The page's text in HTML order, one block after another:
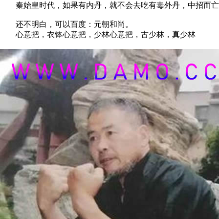
秦始皇时代，如果有内丹，就不会去吃有毒外丹，中招而
还不明白，可以百度：元朝和尚。
心意把，衣钵心意把，少林心意把，古少林，真少林